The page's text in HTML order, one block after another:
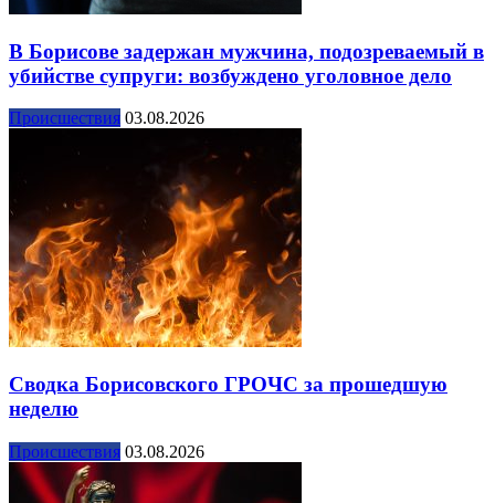
В Борисове задержан мужчина, подозреваемый в
убийстве супруги: возбуждено уголовное дело
Происшествия 03.08.2026
Сводка Борисовского ГРОЧС за прошедшую
неделю
Происшествия 03.08.2026